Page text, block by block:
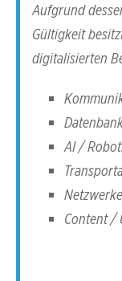
Aufgrund
Gültigkeit
digitalisierten
AI /
Netzwerke
Content /